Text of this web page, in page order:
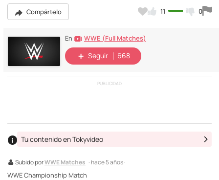
Compártelo 11 0
En WWE (Full Matches)
Seguir 668
PUBLICIDAD
Subido porWWE Matches · hace 5 años ·
Tu contenido en Tokyvideo
WWE Championship Match